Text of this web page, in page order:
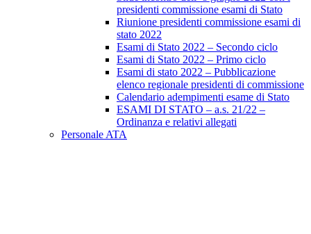
presidenti commissione esami di Stato
Riunione presidenti commissione esami di
stato 2022
Esami di Stato 2022 – Secondo ciclo
Esami di Stato 2022 – Primo ciclo
Esami di stato 2022 – Pubblicazione
elenco regionale presidenti di commissione
Calendario adempimenti esame di Stato
ESAMI DI STATO – a.s. 21/22 –
Ordinanza e relativi allegati
Personale ATA